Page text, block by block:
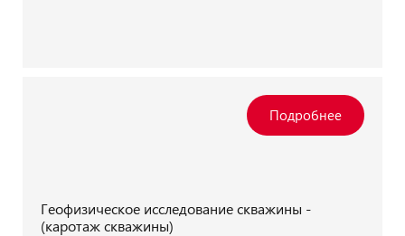
Геофизическое исследование скважины -
(каротаж скважины)